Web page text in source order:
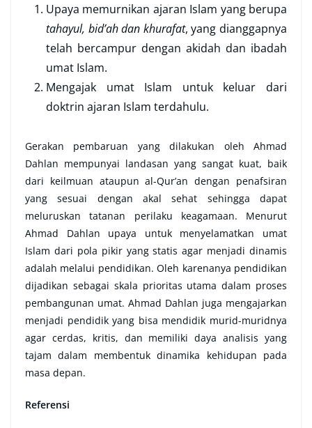
Upaya memurnikan ajaran Islam yang berupa
tahayul, bid’ah dan khurafat, yang dianggapnya
telah bercampur dengan akidah dan ibadah
umat Islam.
Mengajak umat Islam untuk keluar dari
doktrin ajaran Islam terdahulu.
Gerakan pembaruan yang dilakukan oleh Ahmad
Dahlan mempunyai landasan yang sangat kuat, baik
dari keilmuan ataupun al-Qur’an dengan penafsiran
yang sesuai dengan akal sehat sehingga dapat
meluruskan tatanan perilaku keagamaan. Menurut
Ahmad Dahlan upaya untuk menyelamatkan umat
Islam dari pola pikir yang statis agar menjadi dinamis
adalah melalui pendidikan. Oleh karenanya pendidikan
dijadikan sebagai skala prioritas utama dalam proses
pembangunan umat. Ahmad Dahlan juga mengajarkan
menjadi pendidik yang bisa mendidik murid-muridnya
agar cerdas, kritis, dan memiliki daya analisis yang
tajam dalam membentuk dinamika kehidupan pada
masa depan.
Referensi